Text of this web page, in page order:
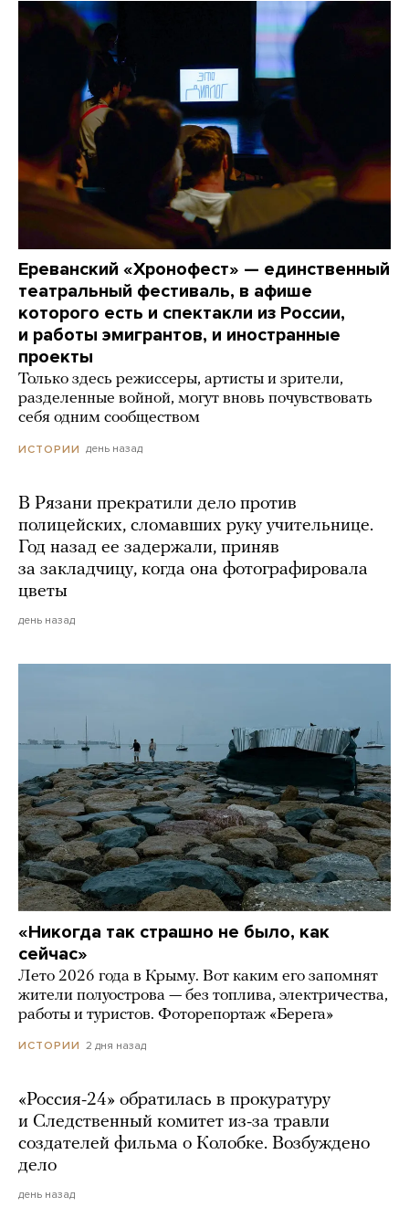
Ереванский «Хронофест» — единственный
театральный фестиваль, в афише
которого есть и спектакли из России,
и работы эмигрантов, и иностранные
проекты
Только здесь режиссеры, артисты и зрители,
разделенные войной, могут вновь почувствовать
себя одним сообществом
ИСТОРИИ день назад
В Рязани прекратили дело против
полицейских, сломавших руку учительнице.
Год назад ее задержали, приняв
за закладчицу, когда она фотографировала
цветы
день назад
«Никогда так страшно не было, как
сейчас»
Лето 2026 года в Крыму. Вот каким его запомнят
жители полуострова — без топлива, электричества,
работы и туристов. Фоторепортаж «Берега»
ИСТОРИИ 2 дня назад
«Россия-24» обратилась в прокуратуру
и Следственный комитет из-за травли
создателей фильма о Колобке. Возбуждено
дело
день назад